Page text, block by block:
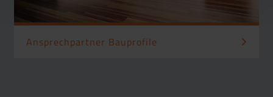
Ansprechpartner Bauprofile